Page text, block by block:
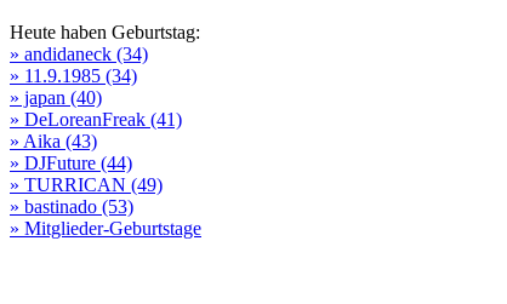
Heute haben Geburtstag:
» andidaneck (34)
» 11.9.1985 (34)
» japan (40)
» DeLoreanFreak (41)
» Aika (43)
» DJFuture (44)
» TURRICAN (49)
» bastinado (53)
» Mitglieder-Geburtstage